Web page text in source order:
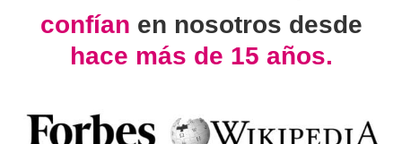
confían en nosotros desde
hace más de 15 años.